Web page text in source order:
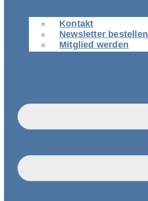
Kontakt
Newsletter bestellen
Mitglied werden